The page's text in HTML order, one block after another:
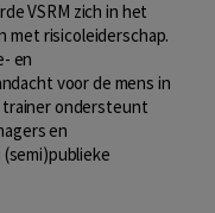
VSRM zich in het
met risicoleiderschap.
en
voor de mens in
trainer ondersteunt
en